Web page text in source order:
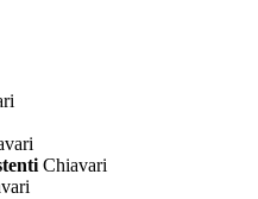
Chiavari